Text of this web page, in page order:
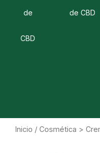
de
CBD
de CBD
Inicio / Cosmética >